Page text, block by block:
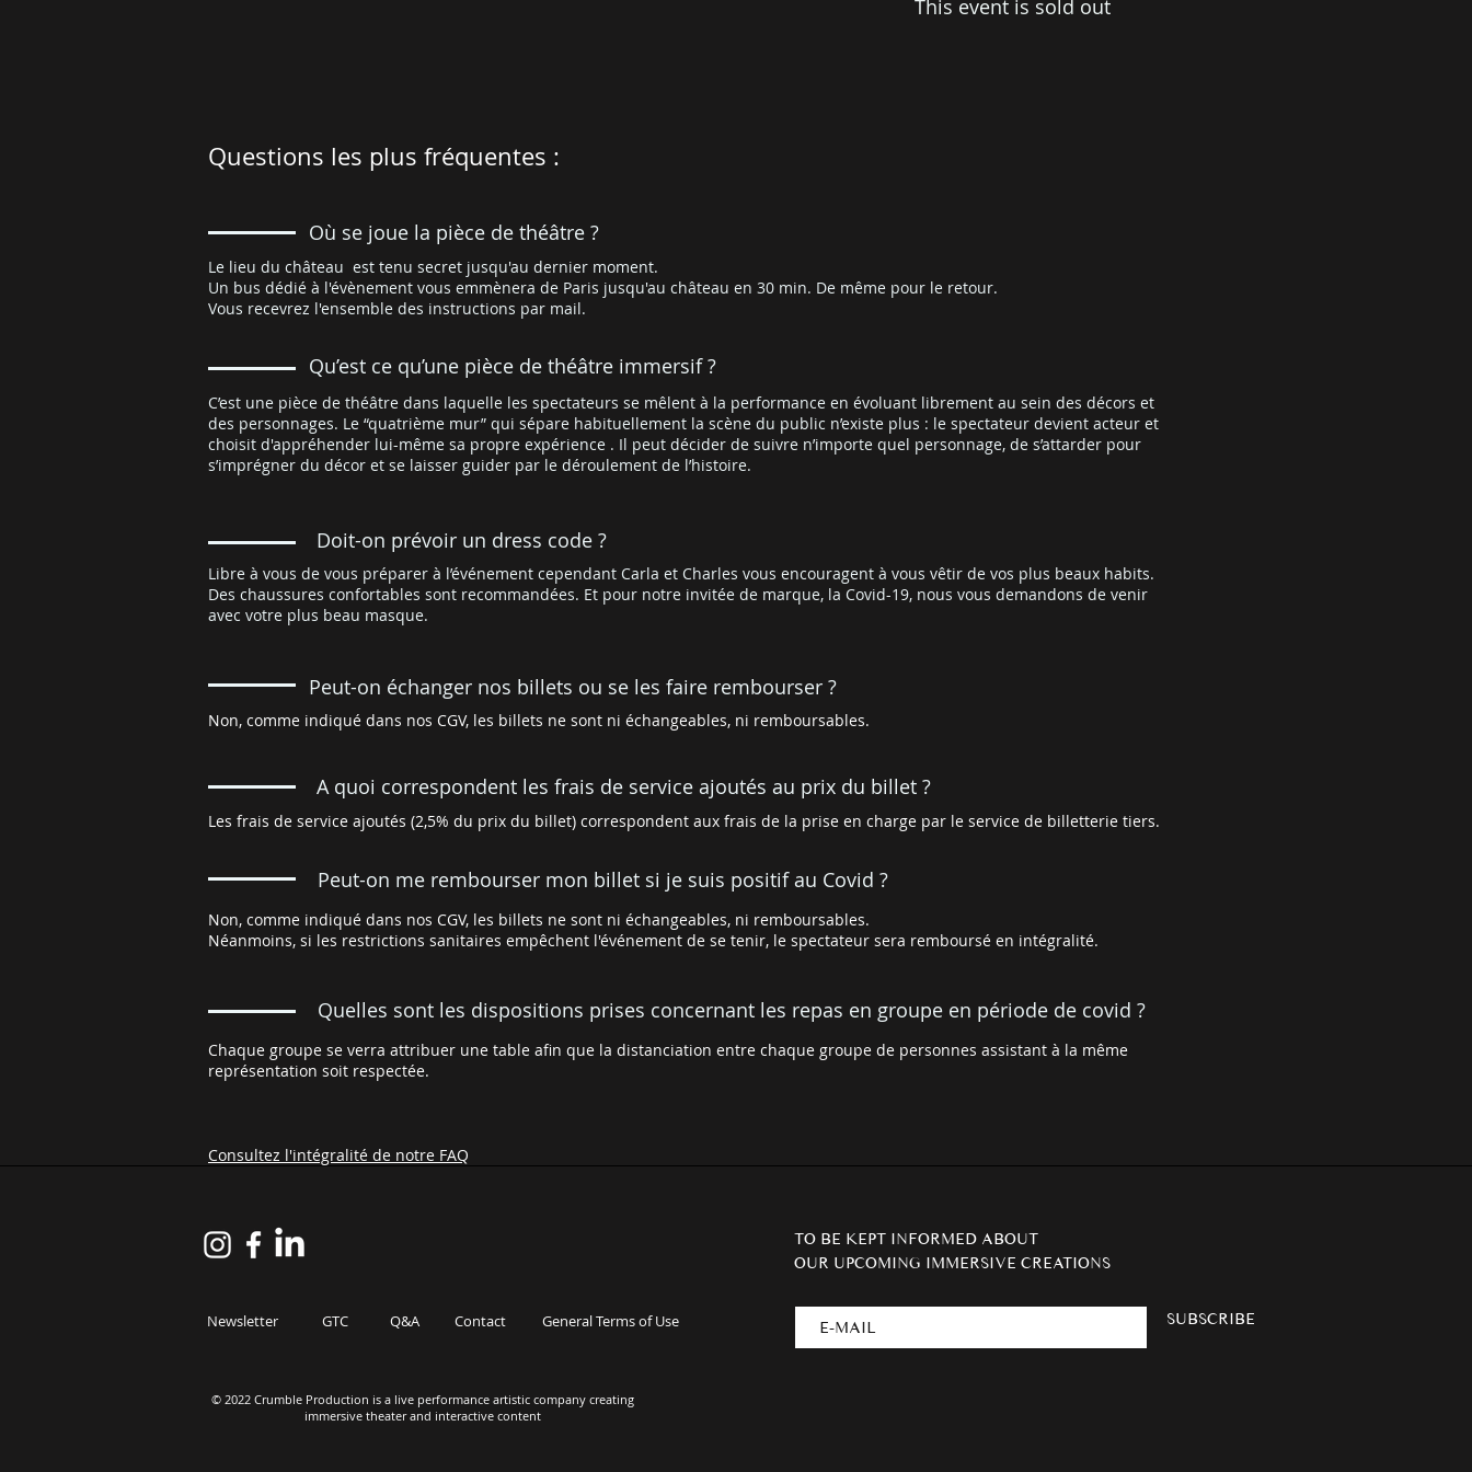
This event is sold out
Questions les plus fréquentes :
Où se joue la pièce de théâtre ?
Le lieu du château est tenu secret jusqu'au dernier moment.
Un bus dédié à l'évènement vous emmènera de Paris jusqu'au château en 30 min. De même pour le retour.
Vous recevrez l'ensemble des instructions par mail.
Qu’est ce qu’une pièce de théâtre immersif ?
C’est une pièce de théâtre dans laquelle les spectateurs se mêlent à la performance en évoluant librement au sein des décors et
des personnages. Le “quatrième mur” qui sépare habituellement la scène du public n’existe plus : le spectateur devient acteur et
choisit d'appréhender lui-même sa propre expérience . Il peut décider de suivre n’importe quel personnage, de s’attarder pour
s’imprégner du décor et se laisser guider par le déroulement de l’histoire.
Doit-on prévoir un dress code ?
Libre à vous de vous préparer à l’événement cependant Carla et Charles vous encouragent à vous vêtir de vos plus beaux habits.
Des chaussures confortables sont recommandées. Et pour notre invitée de marque, la Covid-19, nous vous demandons de venir
avec votre plus beau masque.
Peut-on échanger nos billets ou se les faire rembourser ?
Non, comme indiqué dans nos CGV, les billets ne sont ni échangeables, ni remboursables.
A quoi correspondent les frais de service ajoutés au prix du billet ?
Les frais de service ajoutés (2,5% du prix du billet) correspondent aux frais de la prise en charge par le service de billetterie tiers.
Peut-on me rembourser mon billet si je suis positif au Covid ?
Non, comme indiqué dans nos CGV, les billets ne sont ni échangeables, ni remboursables.
Néanmoins, si les restrictions sanitaires empêchent l'événement de se tenir, le spectateur sera remboursé en intégralité.
Quelles sont les dispositions prises concernant les repas en groupe en période de covid ?
Chaque groupe se verra attribuer une table afin que la distanciation entre chaque groupe de personnes assistant à la même
représentation soit respectée.
Consultez l'intégralité de notre FAQ
Newsletter GTC Q&A Contact General Terms of Use
© 2022 Crumble Production is a live performance artistic company creating
immersive theater and interactive content
TO BE KEPT INFORMED ABOUT
OUR UPCOMING IMMERSIVE CREATIONS
SUBSCRIBE